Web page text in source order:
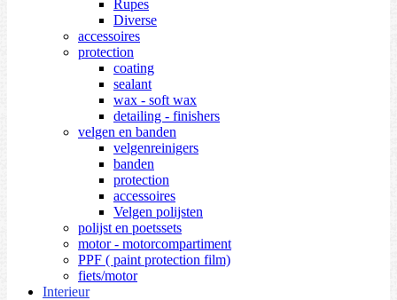
Rupes
Diverse
accessoires
protection
coating
sealant
wax - soft wax
detailing - finishers
velgen en banden
velgenreinigers
banden
protection
accessoires
Velgen polijsten
polijst en poetssets
motor - motorcompartiment
PPF ( paint protection film)
fiets/motor
Interieur